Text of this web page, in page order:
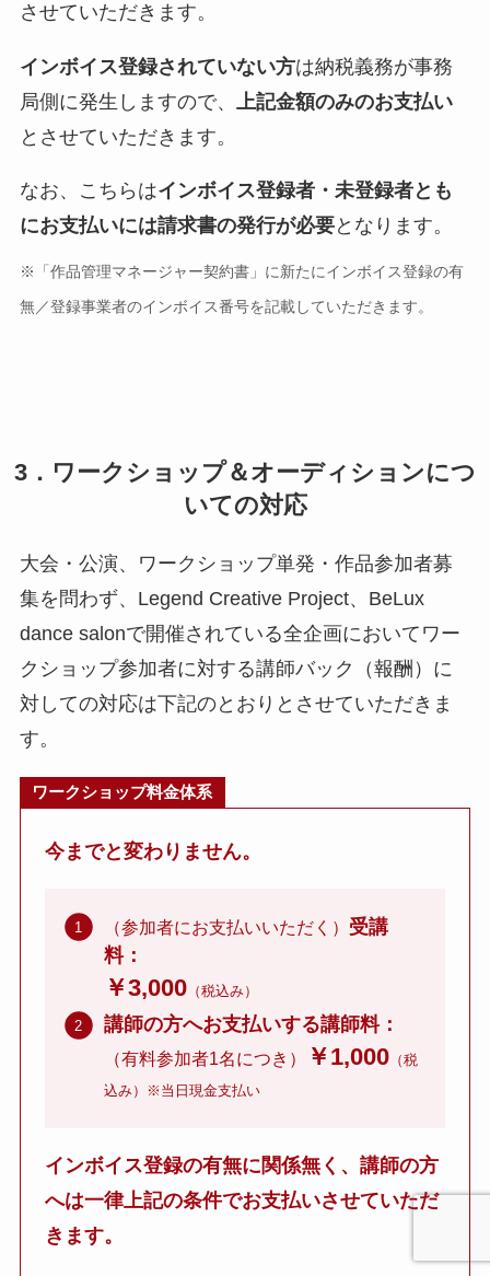
させていただきます。
インボイス登録されていない方は納税義務が事務
局側に発生しますので、
上記金額のみのお支払い
とさせていただきます。
なお、こちらはインボイス登録者・未登録者とも
にお支払いには請求書の発行が必要となります。
※「作品管理マネージャー契約書」に新たにインボイス登録の有
無／登録事業者のインボイス番号を記載していただきます。
3． ワークショップ＆オーディションにつ
いての対応
大会・公演、ワークショップ単発・作品参加者募
集を問わず、Legend Creative Project、BeLux
dance salonで開催されている全企画においてワー
クショップ参加者に対する講師バック（報酬）に
対しての対応は下記のとおりとさせていただきま
す。
ワークショップ料金体系
今までと変わりません。
（参加者にお支払いいただく） 受講
料：
￥3,000 （税込み）
講師の方へお支払いする講師料：
（有料参加者1名につき） ￥1,000 （税
込み）※当日現金支払い
インボイス登録の有無に関係無く、講師の方
へは一律上記の条件でお支払いさせていただ
きます。